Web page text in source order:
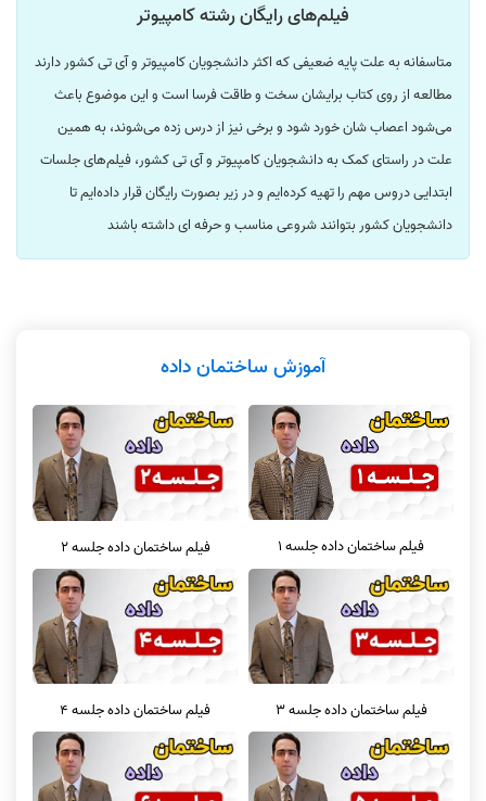
فیلم‌های رایگان رشته کامپیوتر
متاسفانه به علت پایه ضعیفی که اکثر دانشجویان کامپیوتر و آی تی کشور دارند
مطالعه از روی کتاب برایشان سخت و طاقت فرسا است و این موضوع باعث
می‌شود اعصاب شان خورد شود و برخی نیز از درس زده می‌شوند، به همین
علت در راستای کمک به دانشجویان کامپیوتر و آی تی کشور، فیلم‌های جلسات
ابتدایی دروس مهم را تهیه کرده‌ایم و در زیر بصورت رایگان قرار داده‌ایم تا
دانشجویان کشور بتوانند شروعی مناسب و حرفه ای داشته باشند
آموزش ساختمان داده
فیلم ساختمان داده جلسه 1 فیلم ساختمان داده جلسه 2
فیلم ساختمان داده جلسه 3 فیلم ساختمان داده جلسه 4